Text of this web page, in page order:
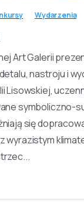
Wydarzenia
Art Galerii
nastroju i
Lisowskiej,
symboliczno-
się
wyrazistym